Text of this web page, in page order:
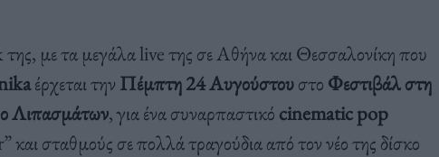
με τα μεγάλα live της σε Αθήνα και Θεσσαλονίκη που
έρχεται την Πέμπτη 24 Αυγούστουστο Φεστιβάλ στη
Λιπασμάτων, για ένα συναρπαστικό cinematic pop
και σταθμούς σε πολλά τραγούδια από τον νέο της δίσκο